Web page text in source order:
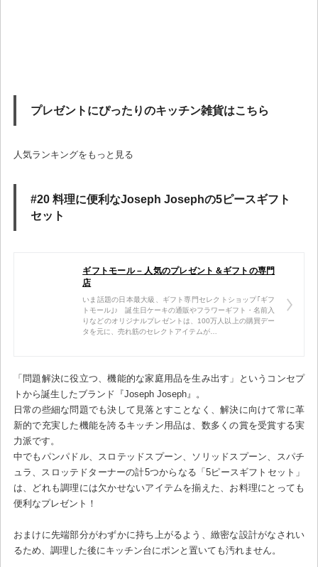
プレゼントにぴったりのキッチン雑貨はこちら
人気ランキングをもっと見る
#20 料理に便利なJoseph Josephの5ピースギフト
セット
ギフトモール – 人気のプレゼント＆ギフトの専門
店
いま話題の日本最大級、ギフト専門セレクトショップ｢ギフ
トモール｣♪ 誕生日ケーキの通販やフラワーギフト・名前入
りなどのオリジナルプレゼントは、100万人以上の購買デー
タを元に、売れ筋のセレクトアイテムが…
「問題解決に役立つ、機能的な家庭用品を生み出す」というコンセプ
トから誕生したブランド『Joseph Joseph』。
日常の些細な問題でも決して見落とすことなく、解決に向けて常に革
新的で充実した機能を誇るキッチン用品は、数多くの賞を受賞する実
力派です。
中でもパンパドル、スロテッドスプーン、ソリッドスプーン、スパチ
ュラ、スロッテドターナーの計5つからなる「5ピースギフトセット」
は、どれも調理には欠かせないアイテムを揃えた、お料理にとっても
便利なプレゼント！
おまけに先端部分がわずかに持ち上がるよう、緻密な設計がなされい
るため、調理した後にキッチン台にポンと置いても汚れません。